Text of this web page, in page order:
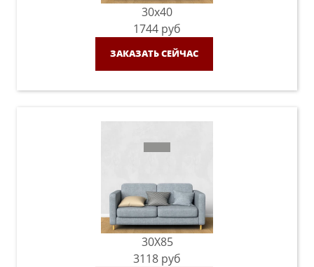
30x40
1744 руб
ЗАКАЗАТЬ СЕЙЧАС
30X85
3118 руб